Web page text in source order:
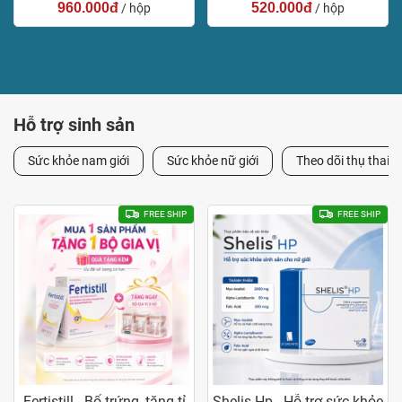
960.000đ / hộp 520.000đ / hộp
Hỗ trợ sinh sản
Sức khỏe nam giới Sức khỏe nữ giới Theo dõi thụ thai
FREE SHIP FREE SHIP